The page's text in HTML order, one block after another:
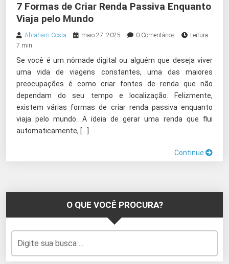
7 Formas de Criar Renda Passiva Enquanto
Viaja pelo Mundo
Abraham Costa maio 27, 2025 0 Comentários
Leitura:
7 min
Se você é um nômade digital ou alguém que deseja viver
uma vida de viagens constantes, uma das maiores
preocupações é como criar fontes de renda que não
dependam do seu tempo e localização. Felizmente,
existem várias formas de criar renda passiva enquanto
viaja pelo mundo. A ideia de gerar uma renda que flui
automaticamente, […]
Continue
O QUE VOCÊ PROCURA?